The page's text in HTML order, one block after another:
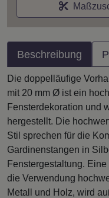
Beschreibung
Die doppelläufige
mit 20 mm Ø ist ein
Fensterdekoration und
hergestellt. Die
Stil sprechen für die
Gardinenstangen in
Fenstergestaltung.
die Verwendung
Metall und Holz, wird